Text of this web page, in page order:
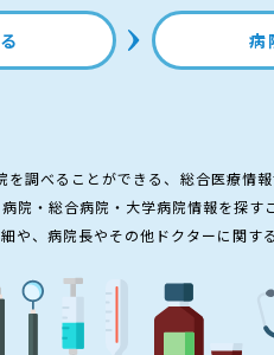
病
調べることができる、総合医療情報
・総合病院・大学病院情報を探す
、病院長やその他ドクターに関す